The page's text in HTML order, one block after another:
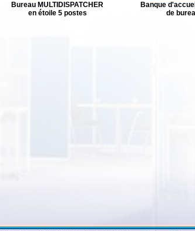
Bureau MULTIDISPATCHER
en étoile 5 postes
Banque
de